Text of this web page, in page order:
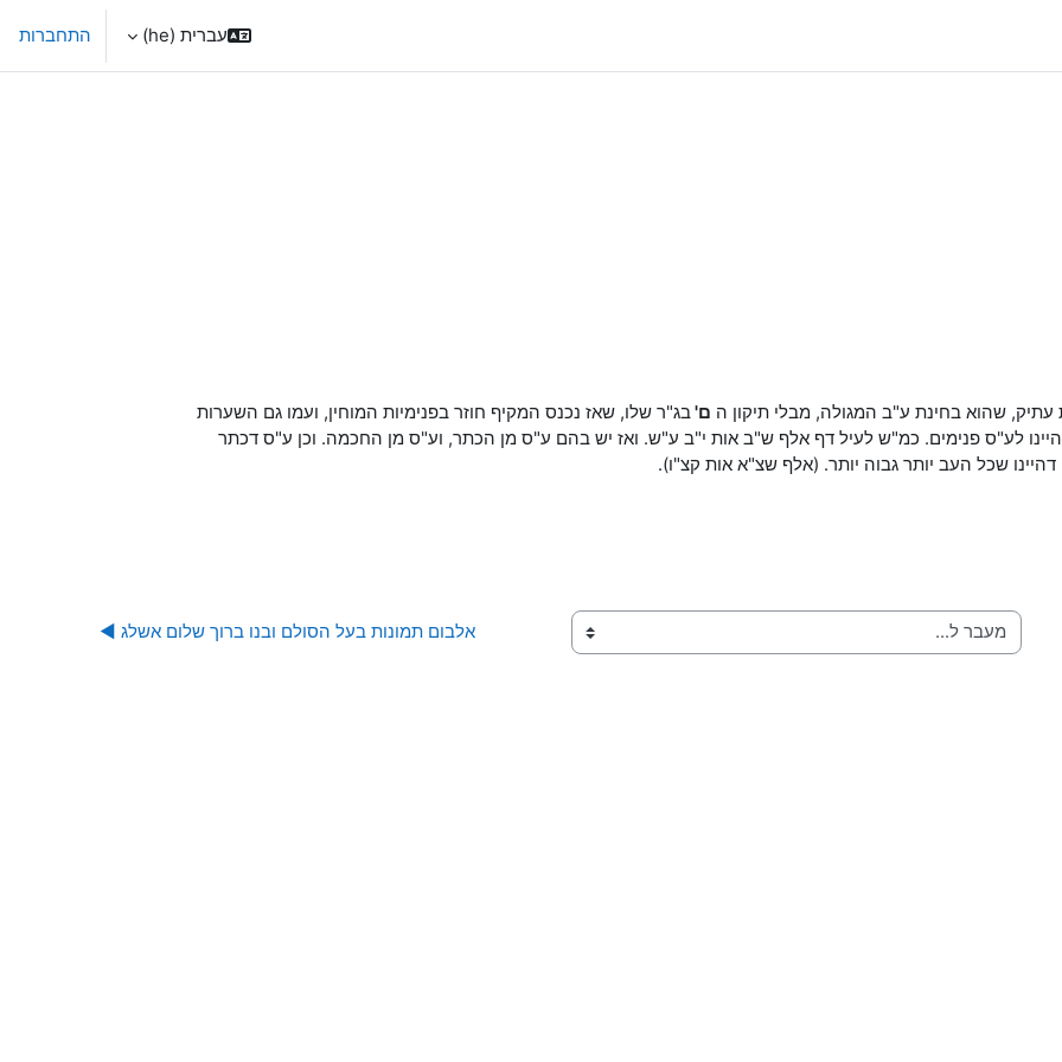
עברית ‎(he)‎ התחברות
שהוא בחינת ע"ב המגולה, מבלי תיקון ה ם'בג"ר שלו, שאז נכנס המקיף חוזר בפנימיות המוחין, ועמו גם השערות
לע"ס פנימים. כמ"ש לעיל דף אלף ש"ב אות י"ב ע"ש. ואז יש בהם ע"ס מן הכתר, וע"ס מן החכמה. וכן ע"ס דכתר
שכל העב יותר גבוה יותר. (אלף שצ"א אות קצ"ו).
מעבר ל... אלבום תמונות בעל הסולם ובנו ברוך שלום אשלג ◀︎